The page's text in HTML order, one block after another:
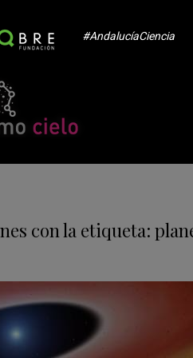
#AndalucíaCiencia
con la etiqueta: